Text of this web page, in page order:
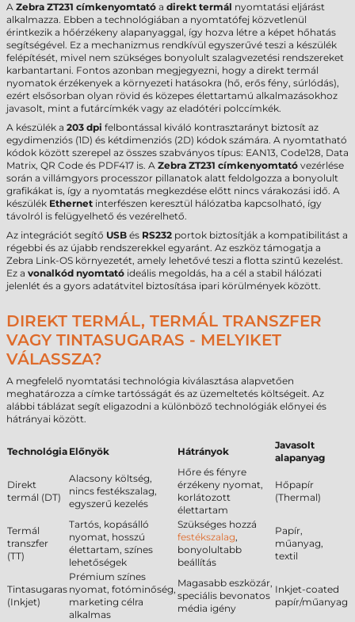
A Zebra ZT231 címkenyomtató a direkt termál nyomtatási eljárást
alkalmazza. Ebben a technológiában a nyomtatófej közvetlenül
érintkezik a hőérzékeny alapanyaggal, így hozva létre a képet hőhatás
segítségével. Ez a mechanizmus rendkívül egyszerűvé teszi a készülék
felépítését, mivel nem szükséges bonyolult szalagvezetési rendszereket
karbantartani. Fontos azonban megjegyezni, hogy a direkt termál
nyomatok érzékenyek a környezeti hatásokra (hő, erős fény, súrlódás),
ezért elsősorban olyan rövid és közepes élettartamú alkalmazásokhoz
javasolt, mint a futárcímkék vagy az eladótéri polccímkék.
A készülék a 203 dpi felbontással kiváló kontrasztarányt biztosít az
egydimenziós (1D) és kétdimenziós (2D) kódok számára. A nyomtatható
kódok között szerepel az összes szabványos típus: EAN13, Code128, Data
Matrix, QR Code és PDF417 is. A Zebra ZT231 címkenyomtató vezérlése
során a villámgyors processzor pillanatok alatt feldolgozza a bonyolult
grafikákat is, így a nyomtatás megkezdése előtt nincs várakozási idő. A
készülék Ethernet interfészen keresztül hálózatba kapcsolható, így
távolról is felügyelhető és vezérelhető.
Az integrációt segítő USB és RS232 portok biztosítják a kompatibilitást a
régebbi és az újabb rendszerekkel egyaránt. Az eszköz támogatja a
Zebra Link-OS környezetét, amely lehetővé teszi a flotta szintű kezelést.
Ez a vonalkód nyomtató ideális megoldás, ha a cél a stabil hálózati
jelenlét és a gyors adatátvitel biztosítása ipari körülmények között.
DIREKT TERMÁL, TERMÁL TRANSZFER
VAGY TINTASUGARAS - MELYIKET
VÁLASSZA?
A megfelelő nyomtatási technológia kiválasztása alapvetően
meghatározza a címke tartósságát és az üzemeltetés költségeit. Az
alábbi táblázat segít eligazodni a különböző technológiák előnyei és
hátrányai között.
Technológia Előnyök Hátrányok
Javasolt
alapanyag
Direkt
termál (DT)
Alacsony költség,
nincs festékszalag,
egyszerű kezelés
Hőre és fényre
érzékeny nyomat,
korlátozott
élettartam
Hőpapír
(Thermal)
Termál
transzfer
(TT)
Tartós, kopásálló
nyomat, hosszú
élettartam, színes
lehetőségek
Szükséges hozzá
festékszalag,
bonyolultabb
beállítás
Papír,
műanyag,
textil
Tintasugaras
(Inkjet)
Prémium színes
nyomat, fotóminőség,
marketing célra
alkalmas
Magasabb eszközár,
speciális bevonatos
média igény
Inkjet-coated
papír/műanyag